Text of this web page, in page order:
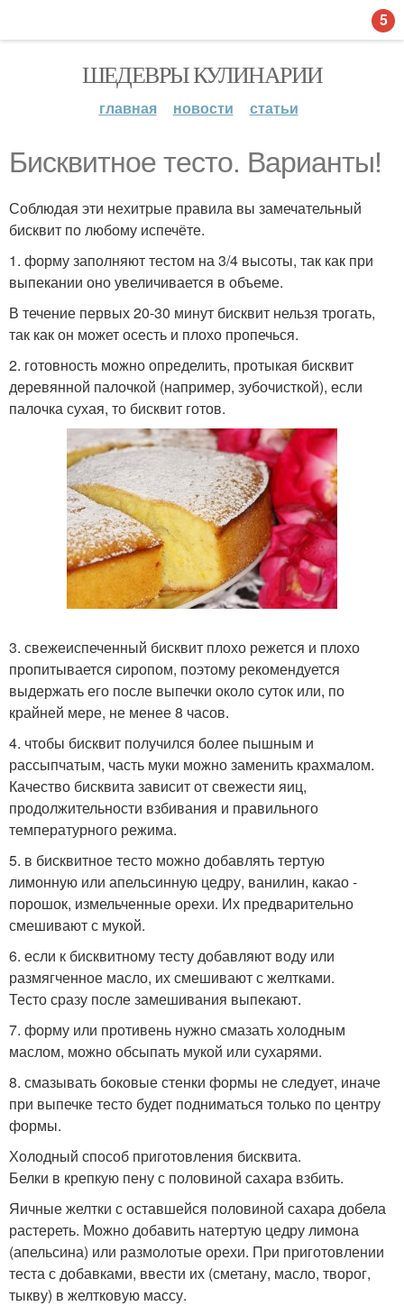
ШЕДЕВРЫ КУЛИНАРИИ
главная новости статьи
Бисквитное тесто. Варианты!
Соблюдая эти нехитрые правила вы замечательный
бисквит по любому испечёте.
1. форму заполняют тестом на 3/4 высоты, так как при
выпекании оно увеличивается в объеме.
В течение первых 20-30 минут бисквит нельзя трогать,
так как он может осесть и плохо пропечься.
2. готовность можно определить, протыкая бисквит
деревянной палочкой (например, зубочисткой), если
палочка сухая, то бисквит готов.
3. свежеиспеченный бисквит плохо режется и плохо
пропитывается сиропом, поэтому рекомендуется
выдержать его после выпечки около суток или, по
крайней мере, не менее 8 часов.
4. чтобы бисквит получился более пышным и
рассыпчатым, часть муки можно заменить крахмалом.
Качество бисквита зависит от свежести яиц,
продолжительности взбивания и правильного
температурного режима.
5. в бисквитное тесто можно добавлять тертую
лимонную или апельсинную цедру, ванилин, какао -
порошок, измельченные орехи. Их предварительно
смешивают с мукой.
6. если к бисквитному тесту добавляют воду или
размягченное масло, их смешивают с желтками.
Тесто сразу после замешивания выпекают.
7. форму или противень нужно смазать холодным
маслом, можно обсыпать мукой или сухарями.
8. смазывать боковые стенки формы не следует, иначе
при выпечке тесто будет подниматься только по центру
формы.
Холодный способ приготовления бисквита.
Белки в крепкую пену с половиной сахара взбить.
Яичные желтки с оставшейся половиной сахара добела
растереть. Можно добавить натертую цедру лимона
(апельсина) или размолотые орехи. При приготовлении
теста с добавками, ввести их (сметану, масло, творог,
тыкву) в желтковую массу.
5